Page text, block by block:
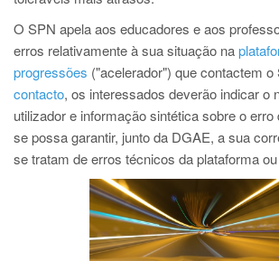
O SPN apela aos educadores e aos
erros relativamente à sua situação na
progressões ("acelerador") que contactem
contacto, os interessados deverão indicar o
utilizador e informação sintética sobre o erro
se possa garantir, junto da DGAE, a sua
se tratam de erros técnicos da plataforma